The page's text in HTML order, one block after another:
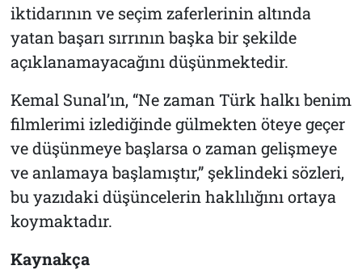
iktidarının ve seçim zaferlerinin altında
yatan başarı sırrının başka bir şekilde
açıklanamayacağını düşünmektedir.
Kemal Sunal’ın, “Ne zaman Türk halkı benim
filmlerimi izlediğinde gülmekten öteye geçer
ve düşünmeye başlarsa o zaman gelişmeye
ve anlamaya başlamıştır,” şeklindeki sözleri,
bu yazıdaki düşüncelerin haklılığını ortaya
koymaktadır.
Kaynakça